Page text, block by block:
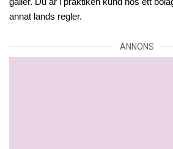
annat lands regler.
ANNONS